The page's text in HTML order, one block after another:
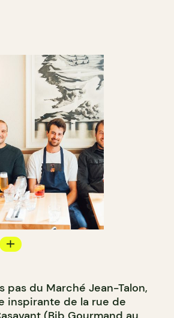
pas du Marché Jean-Talon,
inspirante de la rue de